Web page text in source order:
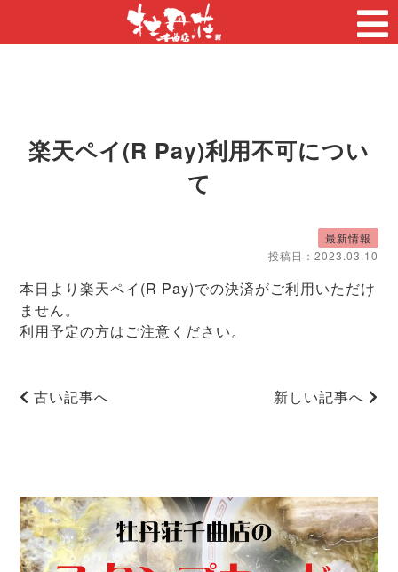
楽天ペイ(R Pay)利用不可につい
て
最新情報
投稿日： 2023.03.10
本日より楽天ペイ(R Pay)での決済がご利用いただけ
ません。
利用予定の方はご注意ください。
古い記事へ 新しい記事へ